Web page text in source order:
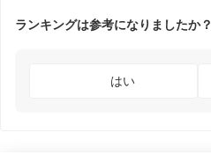
ランキングは参考になりましたか？
はい